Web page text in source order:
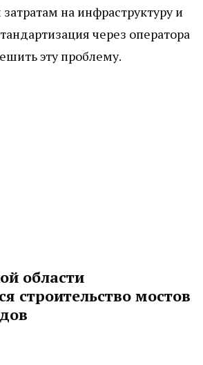
на инфраструктуру и
через оператора
эту проблему.
области
строительство мостов